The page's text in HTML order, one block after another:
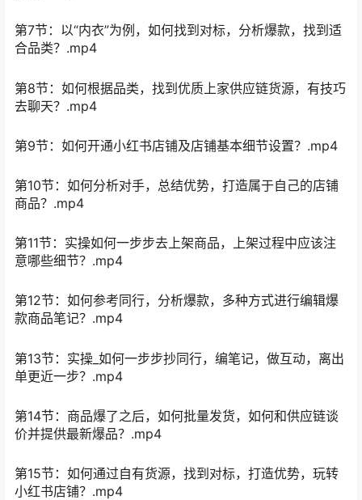
第7节：以“内衣”为例，如何找到对标，分析爆款，找到适
合品类？.mp4
第8节：如何根据品类，找到优质上家供应链货源，有技巧
去聊天？.mp4
第9节：如何开通小红书店铺及店铺基本细节设置？.mp4
第10节：如何分析对手，总结优势，打造属于自己的店铺
商品？.mp4
第11节：实操如何一步步去上架商品，上架过程中应该注
意哪些细节？.mp4
第12节：如何参考同行，分析爆款，多种方式进行编辑爆
款商品笔记？.mp4
第13节：实操_如何一步步抄同行，编笔记，做互动，离出
单更近一步？.mp4
第14节：商品爆了之后，如何批量发货，如何和供应链谈
价并提供最新爆品？.mp4
第15节：如何通过自有货源，找到对标，打造优势，玩转
小红书店铺？.mp4